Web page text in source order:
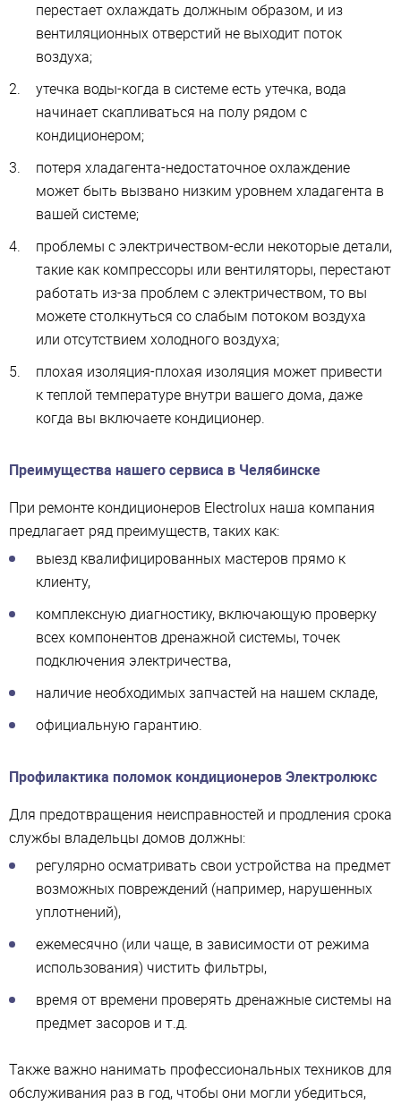
перестает охлаждать должным образом, и из
вентиляционных отверстий не выходит поток
воздуха;
утечка воды-когда в системе есть утечка, вода
начинает скапливаться на полу рядом с
кондиционером;
потеря хладагента-недостаточное охлаждение
может быть вызвано низким уровнем хладагента в
вашей системе;
проблемы с электричеством-если некоторые детали,
такие как компрессоры или вентиляторы, перестают
работать из-за проблем с электричеством, то вы
можете столкнуться со слабым потоком воздуха
или отсутствием холодного воздуха;
плохая изоляция-плохая изоляция может привести
к теплой температуре внутри вашего дома, даже
когда вы включаете кондиционер.
Преимущества нашего сервиса в Челябинске
При ремонте кондиционеров Electrolux наша компания
предлагает ряд преимуществ, таких как:
выезд квалифицированных мастеров прямо к
клиенту,
комплексную диагностику, включающую проверку
всех компонентов дренажной системы, точек
подключения электричества,
наличие необходимых запчастей на нашем складе,
официальную гарантию.
Профилактика поломок кондиционеров Электролюкс
Для предотвращения неисправностей и продления срока
службы владельцы домов должны:
регулярно осматривать свои устройства на предмет
возможных повреждений (например, нарушенных
уплотнений),
ежемесячно (или чаще, в зависимости от режима
использования) чистить фильтры,
время от времени проверять дренажные системы на
предмет засоров и т.д.
Также важно нанимать профессиональных техников для
обслуживания раз в год, чтобы они могли убедиться,